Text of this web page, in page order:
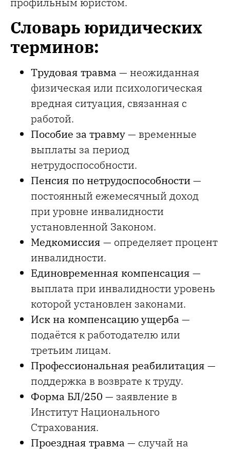
Словарь юридических
терминов:
Трудовая травма — неожиданная
физическая или психологическая
вредная ситуация, связанная с
работой.
Пособие за травму— временные
выплаты за период
нетрудоспособности.
Пенсия по нетрудоспособности—
постоянный ежемесячный доход
при уровне инвалидности
установленной Законом.
Медкомиссия — определяет процент
инвалидности.
Единовременная компенсация —
выплата при инвалидности уровень
которой установлен законами.
Иск на компенсацию ущерба —
подаётся к работодателю или
третьим лицам.
Профессиональная реабилитация —
поддержка в возврате к труду.
Форма БЛ/250 — заявление в
Институт Национального
Страхования.
Проездная травма — случай на